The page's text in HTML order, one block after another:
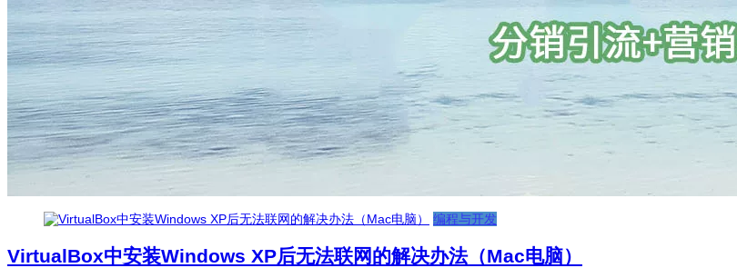
编程与开发
VirtualBox中安装Windows XP后无法联网的解决办法（Mac电脑）